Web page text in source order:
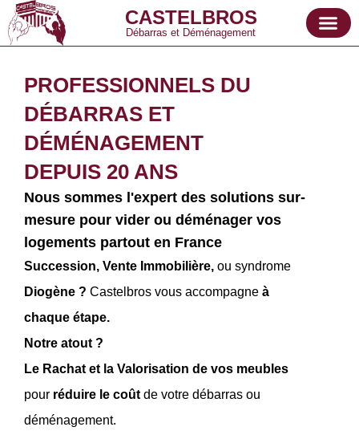
CASTELBROS
Débarras et Déménagement
PROFESSIONNELS DU
DÉBARRAS ET
DÉMÉNAGEMENT
DEPUIS 20 ANS
Nous sommes l'expert des solutions sur-
mesure pour vider ou déménager vos
logements partout en France
Succession, Vente Immobilière, ou syndrome
Diogène ? Castelbros vous accompagne à
chaque étape.
Notre atout ?
Le Rachat et la Valorisation de vos meubles
pour réduire le coût de votre débarras ou
déménagement.